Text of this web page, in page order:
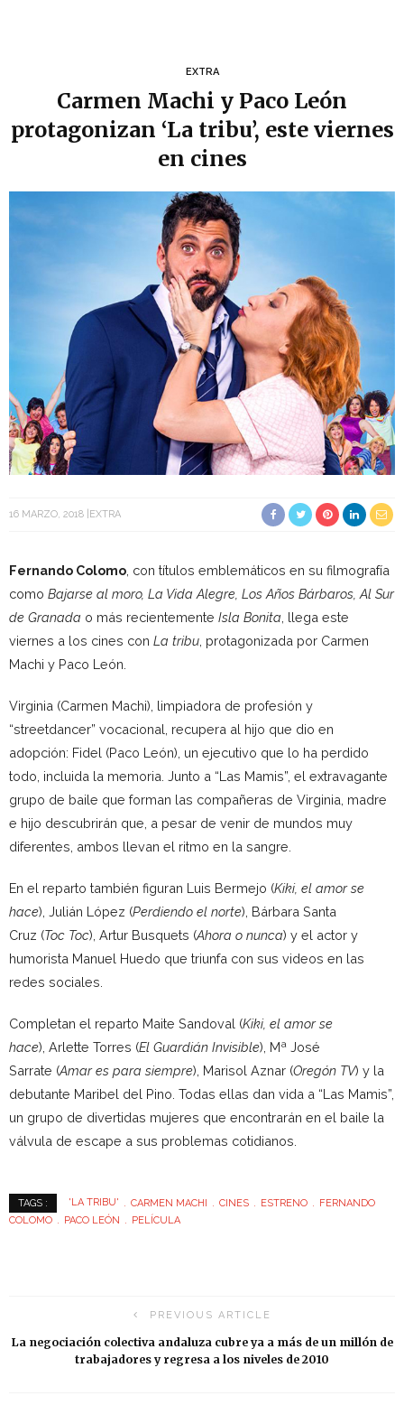
EXTRA
Carmen Machi y Paco León
protagonizan ‘La tribu’, este viernes
en cines
16 MARZO, 2018 EXTRA
Fernando Colomo , con títulos emblemáticos en su filmografía
como Bajarse al moro, La Vida Alegre, Los Años Bárbaros, Al Sur
de Granada o más recientemente Isla Bonita , llega este
viernes a los cines con La tribu , protagonizada por Carmen
Machi y Paco León.
Virginia (Carmen Machi), limpiadora de profesión y
“streetdancer” vocacional, recupera al hijo que dio en
adopción: Fidel (Paco León), un ejecutivo que lo ha perdido
todo, incluida la memoria. Junto a “Las Mamis”, el extravagante
grupo de baile que forman las compañeras de Virginia, madre
e hijo descubrirán que, a pesar de venir de mundos muy
diferentes, ambos llevan el ritmo en la sangre.
En el reparto también figuran Luis Bermejo (Kiki, el amor se
hace), Julián López (Perdiendo el norte), Bárbara Santa
Cruz (Toc Toc), Artur Busquets (Ahora o nunca) y el actor y
humorista Manuel Huedo que triunfa con sus videos en las
redes sociales.
Completan el reparto Maite Sandoval (Kiki, el amor se
hace), Arlette Torres (El Guardián Invisible), Mª José
Sarrate (Amar es para siempre), Marisol Aznar (Oregón TV) y la
debutante Maribel del Pino. Todas ellas dan vida a “Las Mamis”,
un grupo de divertidas mujeres que encontrarán en el baile la
válvula de escape a sus problemas cotidianos.
TAGS : 'LA TRIBU' CARMEN MACHI CINES ESTRENO
FERNANDO
COLOMO
PACO LEÓN PELÍCULA
PREVIOUS ARTICLE
La negociación colectiva andaluza cubre ya a más de un millón de
trabajadores y regresa a los niveles de 2010